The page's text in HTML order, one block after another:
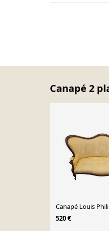
Canapé 2
Canapé Louis
520 €